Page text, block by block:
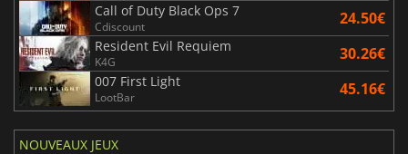
Call of Duty Black Ops 7
Cdiscount 24.50€
Resident Evil Requiem
K4G 30.26€
007 First Light
LootBar 45.16€
NOUVEAUX JEUX